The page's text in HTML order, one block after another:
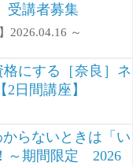
受講者募集
2026.04.16 ～
にする［奈良］ネ
日間講座】
らないときは「い
～期間限定 2026